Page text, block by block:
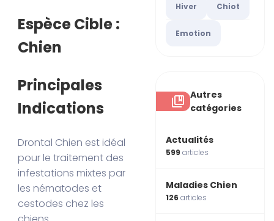
Espèce Cible :
Chien
Principales
Indications
Drontal Chien est idéal
pour le traitement des
infestations mixtes par
les nématodes et
cestodes chez les
Hiver Chiot
Emotion
Autres
catégories
Actualités
599articles
Maladies Chien
126articles